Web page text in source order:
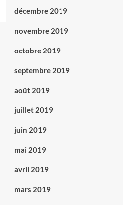
décembre 2019
novembre 2019
octobre 2019
septembre 2019
août 2019
juillet 2019
juin 2019
mai 2019
avril 2019
mars 2019